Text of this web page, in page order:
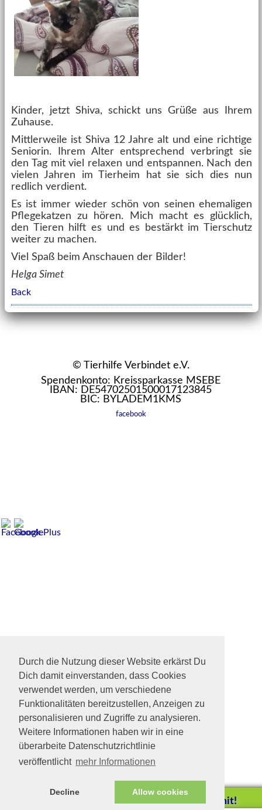
Durch die Nutzung dieser Website erkärst Du
Dich damit einverstanden, dass Cookies
verwendet werden, um verschiedene
Funktionalitäten bereitzustellen, Anzeigen zu
personalisieren und Zugriffe zu analysieren.
Weitere Informationen haben wir in eine
überarbeite Datenschutzrichtlinie
veröffentlicht mehr Informationen
Decline Allow cookies
Kinder, jetzt Shiva, schickt uns Grüße aus Ihrem
Zuhause.
Mittlerweile ist Shiva 12 Jahre alt und eine richtige
Seniorin. Ihrem Alter entsprechend verbringt sie
den Tag mit viel relaxen und entspannen. Nach den
vielen Jahren im Tierheim hat sie sich dies nun
redlich verdient.
Es ist immer wieder schön von seinen ehemaligen
Pflegekatzen zu hören. Mich macht es glücklich,
den Tieren hilft es und es bestärkt im Tierschutz
weiter zu machen.
Viel Spaß beim Anschauen der Bilder!
Helga Simet
Back
© Tierhilfe Verbindet e.V.
Spendenkonto: Kreissparkasse MSEBE
IBAN: DE54702501500017123845
BIC: BYLADEM1KMS
facebook
Helfen Sie mit!